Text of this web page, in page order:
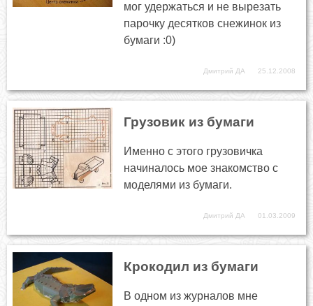
мог удержаться и не вырезать
парочку десятков снежинок из
бумаги :0)
Дмитрий ДА 25.12.2008
Грузовик из бумаги
Именно с этого грузовичка
начиналось мое знакомство с
моделями из бумаги.
Дмитрий ДА 01.03.2009
Крокодил из бумаги
В одном из журналов мне